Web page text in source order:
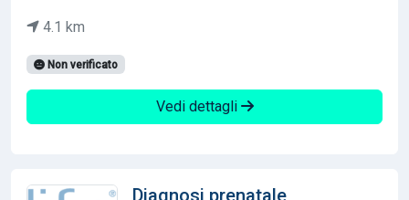
4.1 km
Non verificato
Vedi dettagli
Diagnosi prenatale